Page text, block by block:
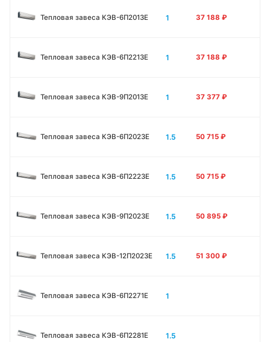
Тепловая завеса КЭВ-6П2013E 1 37 188 ₽
Тепловая завеса КЭВ-6П2213Е 1 37 188 ₽
Тепловая завеса КЭВ-9П2013E 1 37 377 ₽
Тепловая завеса КЭВ-6П2023E 1.5 50 715 ₽
Тепловая завеса КЭВ-6П2223E 1.5 50 715 ₽
Тепловая завеса КЭВ-9П2023E 1.5 50 895 ₽
Тепловая завеса КЭВ-12П2023E 1.5 51 300 ₽
Тепловая завеса КЭВ-6П2271E 1
Тепловая завеса КЭВ-6П2281E 1.5